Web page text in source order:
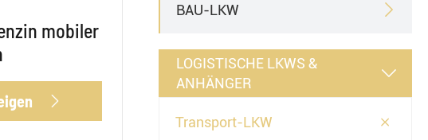
mobiler

BAU-LKW 
LOGISTISCHE LKWS &
ANHÄNGER

Transport-LKW 